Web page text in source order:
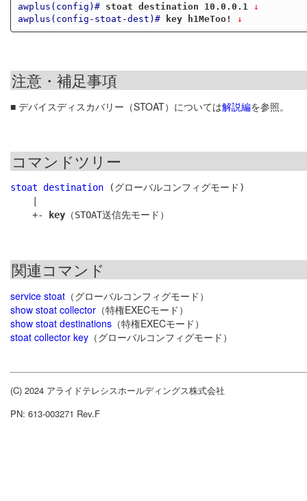
awplus(config)# stoat destination 10.0.0.1
↓
awplus(config-stoat-dest)#
key h1MeToo! ↓
注意・補足事項
■ デバイスディスカバリー（STOAT）については解説編を参照。
コマンドツリー
stoat destination (グローバルコンフィグモード)
    +-
key
関連コマンド
service stoat （グローバルコンフィグモード）
show stoat collector （特権EXECモード）
show stoat destinations （特権EXECモード）
stoat collector key （グローバルコンフィグモード）
(C) 2024 アライドテレシスホールディングス株式会社
PN: 613-003271 Rev.F